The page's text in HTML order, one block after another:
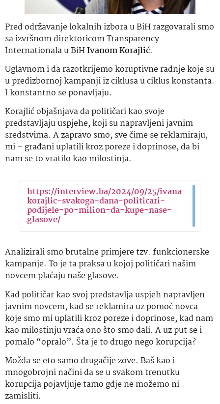
Pred održavanje lokalnih izbora u BiH razgovarali smo
sa izvršnom direktoricom Transparency
Internationala u BiHIvanom Korajlić.
Uglavnom i da razotkrijemo koruptivne radnje koje su
u predizbornoj kampanji iz ciklusa u ciklus konstanta.
I konstantno se ponavljaju.
Korajlić objašnjava da političari kao svoje
predstavljaju uspjehe, koji su napravljeni javnim
sredstvima. A zapravo smo, sve čime se reklamiraju,
mi – građani uplatili kroz poreze i doprinose, da bi
nam se to vratilo kao milostinja.
https://interview.ba/2024/09/25/ivana-
korajlic-svakoga-dana-politicari-
podijele-po-milion-da-kupe-nase-
glasove/
Analizirali smo brutalne primjere tzv. funkcionerske
kampanje. To je ta praksa u kojoj političari našim
novcem plaćaju naše glasove.
Kad političar kao svoj predstavlja uspjeh napravljen
javnim novcem, kad se reklamira uz pomoć novca
koje smo mi uplatili kroz poreze i doprinose, kad nam
kao milostinju vraća ono što smo dali. A uz put se i
pomalo “opralo”. Šta je to drugo nego korupcija?
Možda se eto samo drugačije zove. Baš kao i
mnogobrojni načini da se u svakom trenutku
korupcija pojavljuje tamo gdje ne možemo ni
zamisliti.